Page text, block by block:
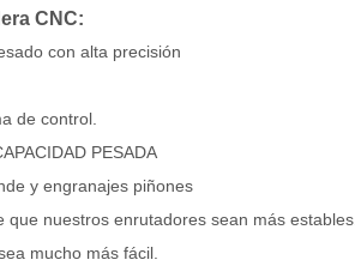
CNC:
con alta precisión
de control.
PESADA
y engranajes piñones
nuestros enrutadores sean más estables.
mucho más fácil.